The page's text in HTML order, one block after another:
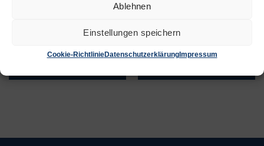
Ablehnen
Einstellungen speichern
Cookie-RichtlinieDatenschutzerklärungImpressum